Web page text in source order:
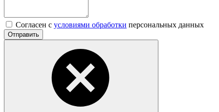
Согласен с условиями обработки персональных данных
Отправить